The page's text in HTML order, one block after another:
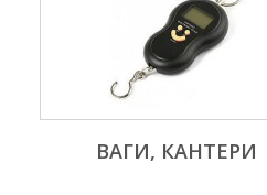
ВАГИ, КАНТЕРИ